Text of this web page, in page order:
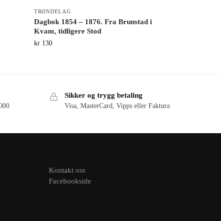
TRØNDELAG
Dagbok 1854 – 1876. Fra Brunstad i
Kvam, tidligere Stod
kr 130
Sikker og trygg betaling
Visa, MasterCard, Vipps eller Faktura
Kontakt oss
Facebookside